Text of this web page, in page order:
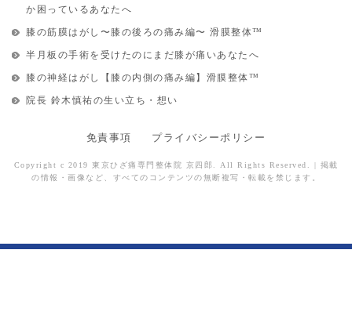
か困っているあなたへ
膝の筋膜はがし〜膝の後ろの痛み編〜 滑膜整体™︎
半月板の手術を受けたのにまだ膝が痛いあなたへ
膝の神経はがし【膝の内側の痛み編】滑膜整体™︎
院長 鈴木慎祐の生い立ち・想い
免責事項 プライバシーポリシー
Copyright c 2019 東京ひざ痛専門整体院 京四郎. All Rights Reserved. | 掲載
の情報・画像など、すべてのコンテンツの無断複写・転載を禁じます。